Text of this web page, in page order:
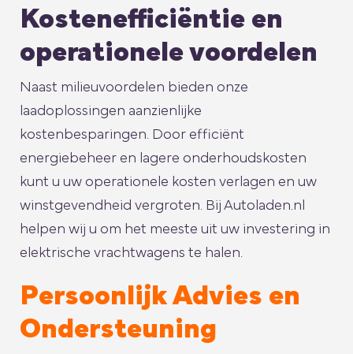
Kostenefficiëntie en
operationele voordelen
Naast milieuvoordelen bieden onze
laadoplossingen aanzienlijke
kostenbesparingen. Door efficiënt
energiebeheer en lagere onderhoudskosten
kunt u uw operationele kosten verlagen en uw
winstgevendheid vergroten. Bij Autoladen.nl
helpen wij u om het meeste uit uw investering in
elektrische vrachtwagens te halen.
Persoonlijk Advies en
Ondersteuning